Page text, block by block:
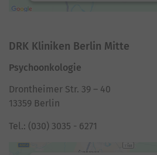
powered by
DRK Kliniken Berlin Mitte
Psychoonkologie
Drontheimer Str. 39 – 40
13359 Berlin
Tel.: (030) 3035 - 6271